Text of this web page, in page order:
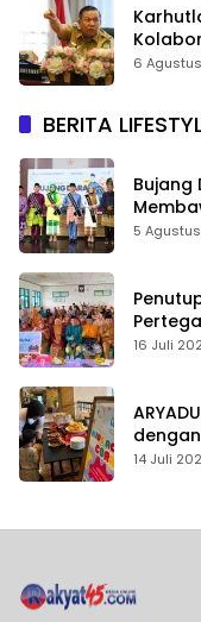
6
BERITA
Bujang
5
16 Juli
14 Juli